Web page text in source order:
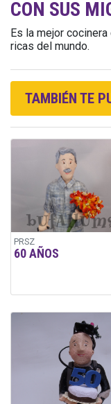
CON SUS
Es la mejor
ricas del mundo.
TAMBIÉN TE
PRSZ
60 AÑOS